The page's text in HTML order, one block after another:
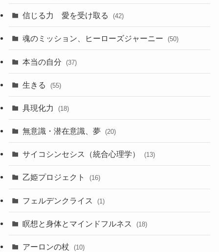
信じる力 愛を受け取る (42)
魂のミッション、ヒーローズジャーニー (50)
本当の自分 (37)
生きる (55)
具現化力 (18)
無意識・潜在意識、夢 (20)
サイコシンセシス（統合心理学） (13)
乙姫プロジェクト (16)
フェルデンクライス (1)
瞑想と身体とマインドフルネス (18)
アーロンの杖 (10)